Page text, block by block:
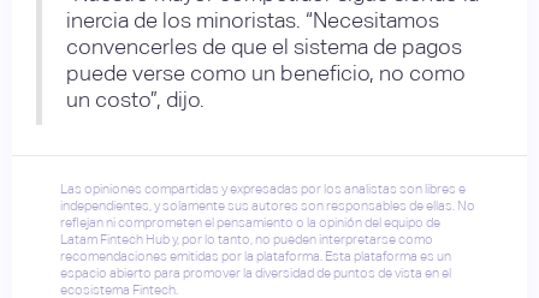
inercia de los minoristas. “Necesitamos
convencerles de que el sistema de pagos
puede verse como un beneficio, no como
un costo”, dijo.
Las opiniones compartidas y expresadas por los analistas son libres e
independientes, y solamente sus autores son responsables de ellas. No
reflejan ni comprometen el pensamiento o la opinión del equipo de
Latam Fintech Hub y, por lo tanto, no pueden interpretarse como
recomendaciones emitidas por la plataforma. Esta plataforma es un
espacio abierto para promover la diversidad de puntos de vista en el
ecosistema Fintech.